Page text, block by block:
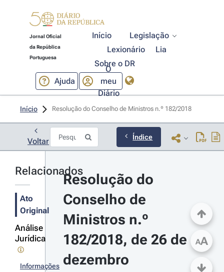
Jornal Oficial
da República
Portuguesa
Início
Legislação
Lexionário
Lia
Sobre o DR
Ajuda
O
meu
Diário
Início Resolução do Conselho de Ministros n.º 182/2018
Voltar Índice
Relacionados
Ato
Original
Análise
Jurídica
Informações
Resolução do
Conselho de
Ministros n.º
182/2018, de 26 de
dezembro
AA